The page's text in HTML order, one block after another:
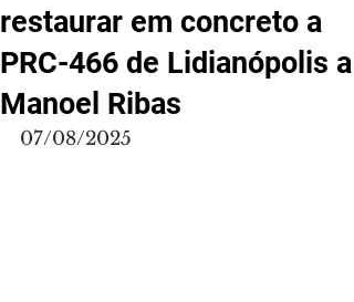
restaurar em concreto a
PRC-466 de Lidianópolis a
Manoel Ribas
07/08/2025